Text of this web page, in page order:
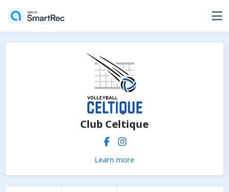
Club Celtique
Learn more